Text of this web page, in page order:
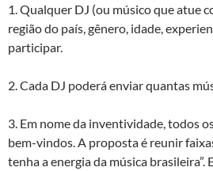
1. Qualquer DJ (ou músico que atue
região do país, gênero, idade,
participar.
2. Cada DJ poderá enviar quantas
3. Em nome da inventividade, todos
bem-vindos. A proposta é reunir
tenha a energia da música brasileira”.